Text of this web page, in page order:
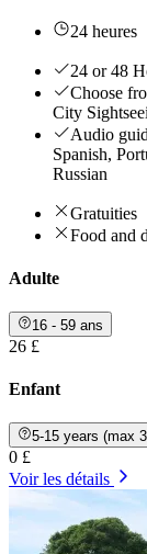
24 heures
24 or 48
Choose
City
Audio
Spanish,
Russian
Gratuities
Food and
Adulte
16 - 59 ans
26 £
Enfant
5-15 years (max
0 £
Voir les détails